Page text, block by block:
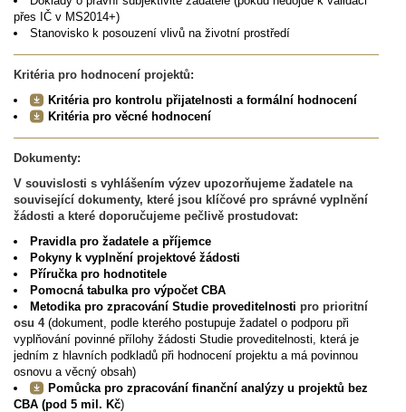
přes IČ v MS2014+)
Stanovisko k posouzení vlivů na životní prostředí
Kritéria pro hodnocení projektů:
Kritéria pro kontrolu přijatelnosti a formální hodnocení
Kritéria pro věcné hodnocení
Dokumenty:
V souvislosti s vyhlášením výzev upozorňujeme žadatele na
související dokumenty, které jsou klíčové pro správné vyplnění
žádosti a které doporučujeme pečlivě prostudovat:
Pravidla pro žadatele a příjemce
Pokyny k vyplnění projektové žádosti
Příručka pro hodnotitele
Pomocná tabulka pro výpočet CBA
Metodika pro zpracování Studie proveditelnosti pro prioritní
osu 4 (dokument, podle kterého postupuje žadatel o podporu při
vyplňování povinné přílohy žádosti Studie proveditelnosti, která je
jedním z hlavních podkladů při hodnocení projektu a má povinnou
osnovu a věcný obsah)
Pomůcka pro zpracování finanční analýzy u projektů bez
CBA (pod 5 mil. Kč)